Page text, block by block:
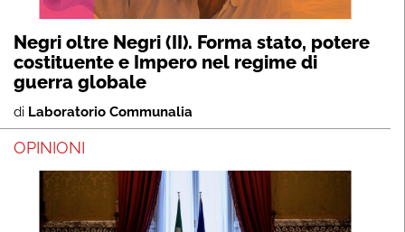
Negri oltre Negri (II). Forma stato, potere
costituente e Impero nel regime di
guerra globale
di Laboratorio Communalia
OPINIONI